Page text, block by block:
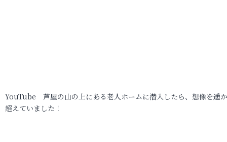
YouTube 芦屋の山の上にある老人ホームに潜入したら、想像を遥
超えていました！